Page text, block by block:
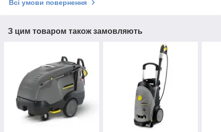
Всі умови повернення
З цим товаром також замовляють